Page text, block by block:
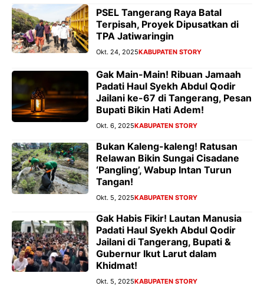
PSEL Tangerang Raya Batal
Terpisah, Proyek Dipusatkan di
TPA Jatiwaringin
Okt. 24, 2025KABUPATEN STORY
Gak Main-Main! Ribuan Jamaah
Padati Haul Syekh Abdul Qodir
Jailani ke-67 di Tangerang, Pesan
Bupati Bikin Hati Adem!
Okt. 6, 2025KABUPATEN STORY
Bukan Kaleng-kaleng! Ratusan
Relawan Bikin Sungai Cisadane
‘Pangling’, Wabup Intan Turun
Tangan!
Okt. 5, 2025KABUPATEN STORY
Gak Habis Fikir! Lautan Manusia
Padati Haul Syekh Abdul Qodir
Jailani di Tangerang, Bupati &
Gubernur Ikut Larut dalam
Khidmat!
Okt. 5, 2025KABUPATEN STORY